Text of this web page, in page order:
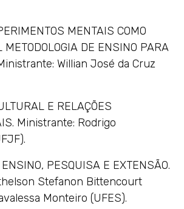
MENTAIS COMO
DE ENSINO PARA
Willian José da Cruz
E RELAÇÕES
Ministrante: Rodrigo
PESQUISA E EXTENSÃO.
Stefanon Bittencourt
Monteiro (UFES).